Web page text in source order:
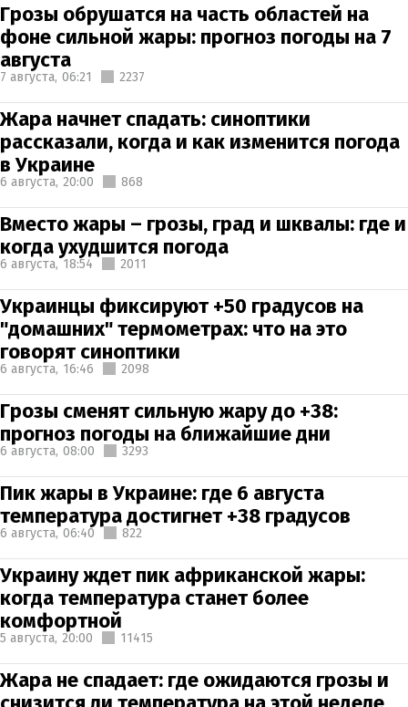
Грозы обрушатся на часть областей на
фоне сильной жары: прогноз погоды на 7
августа
7 августа, 06:21 2237
Жара начнет спадать: синоптики
рассказали, когда и как изменится погода
в Украине
6 августа, 20:00 868
Вместо жары – грозы, град и шквалы: где и
когда ухудшится погода
6 августа, 18:54 2011
Украинцы фиксируют +50 градусов на
"домашних" термометрах: что на это
говорят синоптики
6 августа, 16:46 2098
Грозы сменят сильную жару до +38:
прогноз погоды на ближайшие дни
6 августа, 08:00 3293
Пик жары в Украине: где 6 августа
температура достигнет +38 градусов
6 августа, 06:40 822
Украину ждет пик африканской жары:
когда температура станет более
комфортной
5 августа, 20:00 11415
Жара не спадает: где ожидаются грозы и